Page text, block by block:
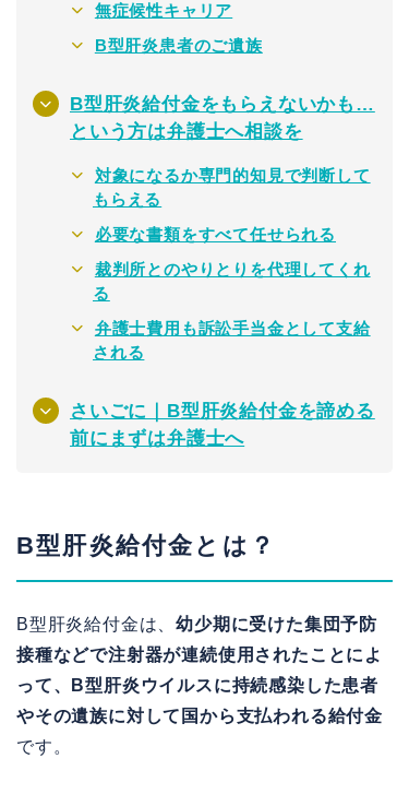
無症候性キャリア
B型肝炎患者のご遺族
B型肝炎給付金をもらえないかも…
という方は弁護士へ相談を
対象になるか専門的知見で判断して
もらえる
必要な書類をすべて任せられる
裁判所とのやりとりを代理してくれ
る
弁護士費用も訴訟手当金として支給
される
さいごに｜B型肝炎給付金を諦める
前にまずは弁護士へ
B型肝炎給付金とは？
B型肝炎給付金は、幼少期に受けた集団予防
接種などで注射器が連続使用されたことによ
って、B型肝炎ウイルスに持続感染した患者
やその遺族に対して国から支払われる給付金
です。